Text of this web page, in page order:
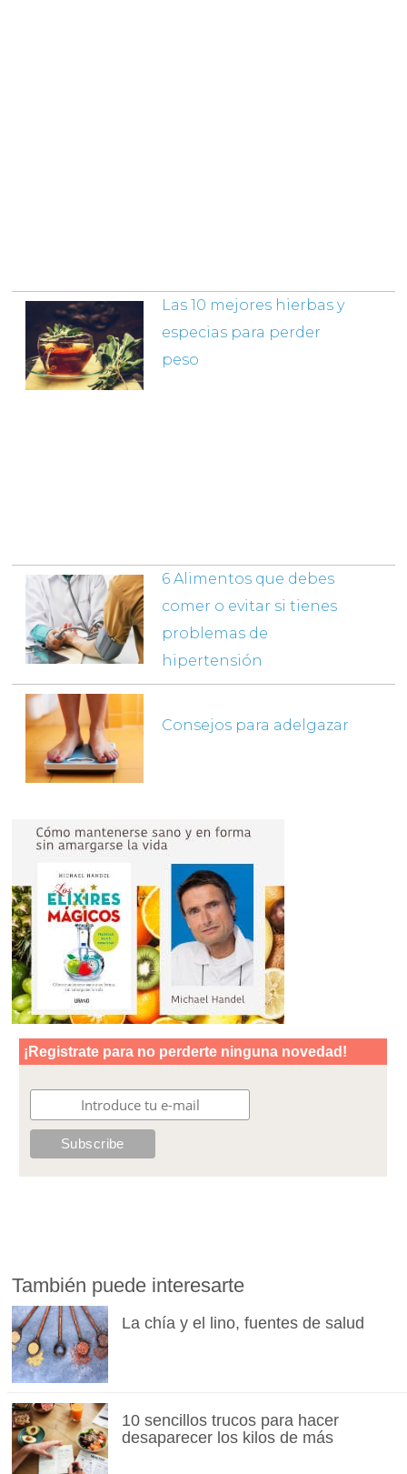
Las 10 mejores hierbas y
especias para perder
peso
6 Alimentos que debes
comer o evitar si tienes
problemas de
hipertensión
Consejos para adelgazar
También puede interesarte
La chía y el lino, fuentes de salud
10 sencillos trucos para hacer
desaparecer los kilos de más